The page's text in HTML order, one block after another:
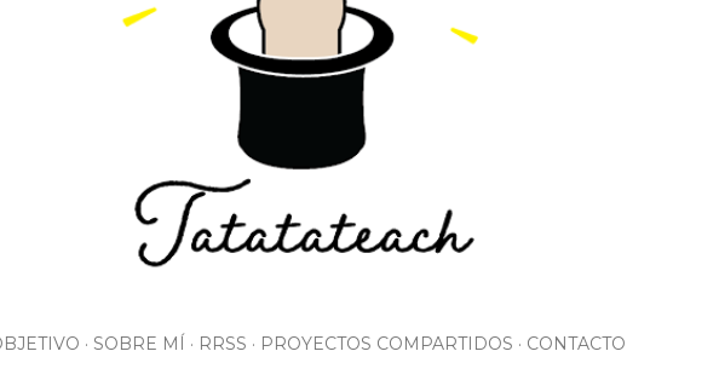
SOBRE MÍ RRSS PROYECTOS COMPARTIDOS CONTACTO